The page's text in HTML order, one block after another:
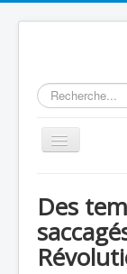
Rechercher
Basculer
la
Des